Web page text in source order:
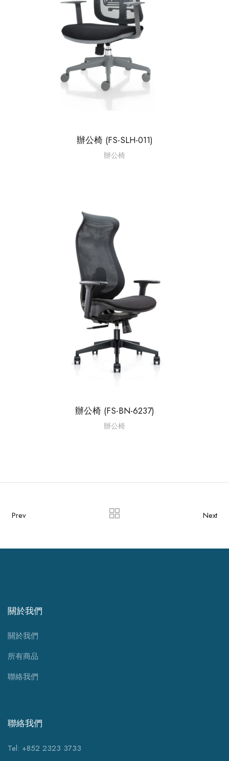
辦公椅 (FS-SLH-011)
辦公椅
辦公椅 (FS-BN-6237)
辦公椅
Prev Next
關於我們
關於我們
所有商品
聯絡我們
聯絡我們
Tel: +852 2323 3733